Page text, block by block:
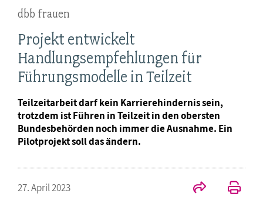
dbb frauen
Projekt entwickelt
Handlungsempfehlungen für
Führungsmodelle in Teilzeit
Teilzeitarbeit darf kein Karrierehindernis sein,
trotzdem ist Führen in Teilzeit in den obersten
Bundesbehörden noch immer die Ausnahme. Ein
Pilotprojekt soll das ändern.
27. April 2023